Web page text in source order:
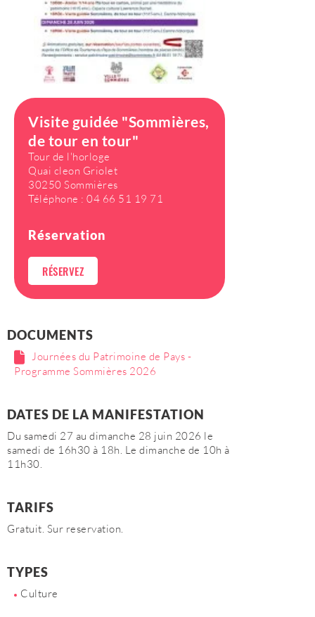
Visite guidée "Sommières,
de tour en tour"
Tour de l'horloge
Quai cleon Griolet
30250 Sommières
Téléphone : 04 66 51 19 71
Réservation
RÉSERVEZ
DOCUMENTS
Journées du Patrimoine de Pays -
Programme Sommières 2026
DATES DE LA MANIFESTATION
Du samedi 27 au dimanche 28 juin 2026 le
samedi de 16h30 à 18h. Le dimanche de 10h à
11h30.
TARIFS
Gratuit. Sur reservation.
TYPES
Culture